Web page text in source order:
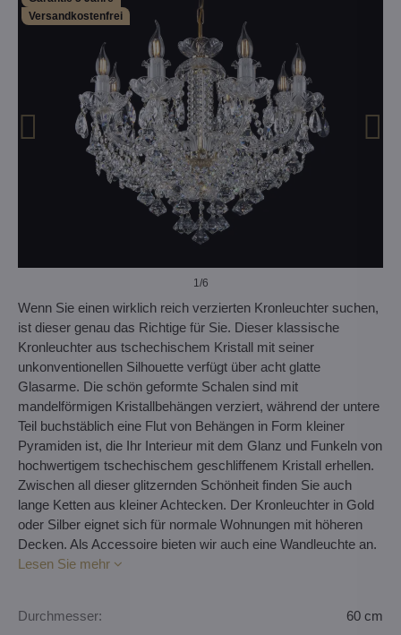
Versandkostenfrei
1/6
Wenn Sie einen wirklich reich verzierten Kronleuchter suchen,
ist dieser genau das Richtige für Sie. Dieser klassische
Kronleuchter aus tschechischem Kristall mit seiner
unkonventionellen Silhouette verfügt über acht glatte
Glasarme. Die schön geformte Schalen sind mit
mandelförmigen Kristallbehängen verziert, während der untere
Teil buchstäblich eine Flut von Behängen in Form kleiner
Pyramiden ist, die Ihr Interieur mit dem Glanz und Funkeln von
hochwertigem tschechischem geschliffenem Kristall erhellen.
Zwischen all dieser glitzernden Schönheit finden Sie auch
lange Ketten aus kleiner Achtecken. Der Kronleuchter in Gold
oder Silber eignet sich für normale Wohnungen mit höheren
Decken. Als Accessoire bieten wir auch eine Wandleuchte an.
Lesen Sie mehr
Durchmesser: 60 cm